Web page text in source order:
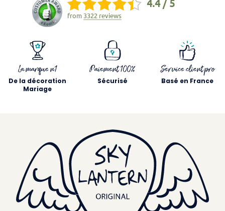
La marque n1
De la décoration
Mariage
Paiement 100%
Sécurisé
Service client pro
Basé en France
4.4 / 5
from 3322 reviews